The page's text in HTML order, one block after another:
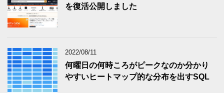
を復活公開しました
2022/08/11
何曜日の何時ころがピークなのか分かり
やすいヒートマップ的な分布を出すSQL